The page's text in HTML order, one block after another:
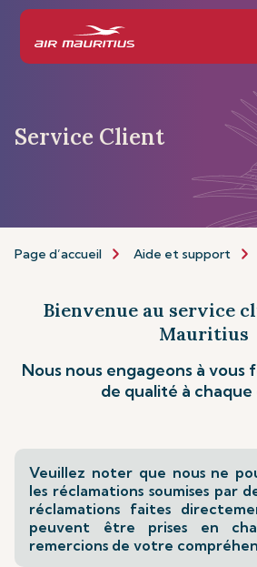
Service Client
Page d’accueil Aide et support
Bienvenue au service
Mauritius
Nous nous engageons à vous
de qualité à chaque
Veuillez noter que nous ne
les réclamations soumises par
réclamations faites
peuvent être prises en
remercions de votre